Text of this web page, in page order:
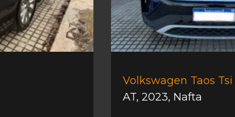
Volkswagen Taos
AT, 2023, Nafta